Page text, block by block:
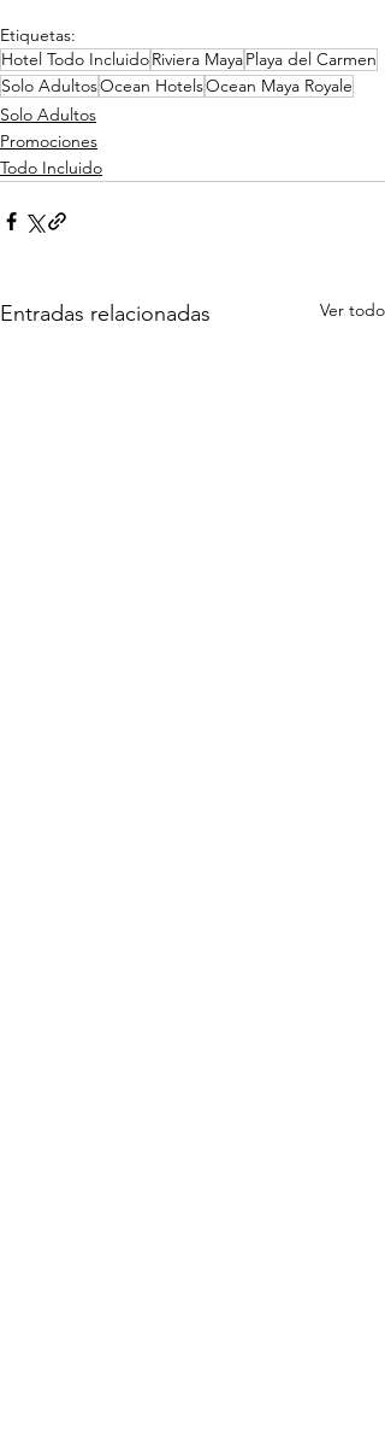
Etiquetas:
Hotel Todo IncluidoRiviera MayaPlaya del Carmen
Solo AdultosOcean HotelsOcean Maya Royale
Solo Adultos
Promociones
Todo Incluido
Entradas relacionadas Ver todo